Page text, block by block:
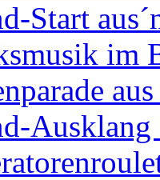
Start
im